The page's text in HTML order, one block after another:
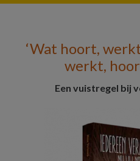
Primaire
Sidebar
‘Wat hoort,
werkt,
Een vuistregel bij